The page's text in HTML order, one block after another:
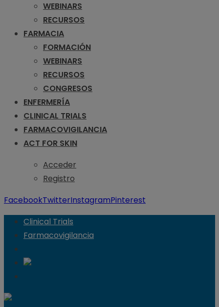
WEBINARS
RECURSOS
FARMACIA
FORMACIÓN
WEBINARS
RECURSOS
CONGRESOS
ENFERMERÍA
CLINICAL TRIALS
FARMACOVIGILANCIA
ACT FOR SKIN
Acceder
Registro
FacebookTwitterInstagramPinterest
Clinical Trials
Farmacovigilancia